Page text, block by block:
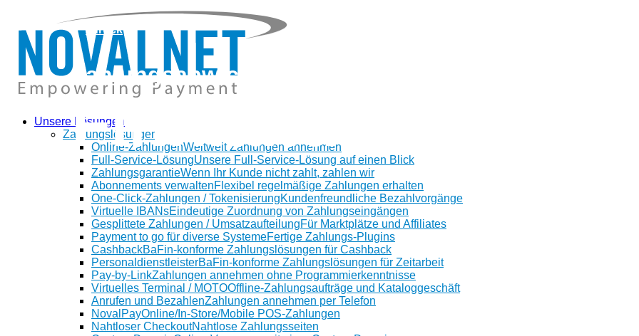
Unsere Lösungen
Zahlungslösungen
Online-ZahlungenWeltweit Zahlungen annehmen
Full-Service-LösungUnsere Full-Service-Lösung auf einen Blick
ZahlungsgarantieWenn Ihr Kunde nicht zahlt, zahlen wir
Abonnements verwaltenFlexibel regelmäßige Zahlungen erhalten
One-Click-Zahlungen / TokenisierungKundenfreundliche Bezahlvorgänge
Virtuelle IBANsEindeutige Zuordnung von Zahlungseingängen
Gesplittete Zahlungen / UmsatzaufteilungFür Marktplätze und Affiliates
Payment to go für diverse SystemeFertige Zahlungs-Plugins
CashbackBaFin-konforme Zahlungslösungen für Cashback
PersonaldienstleisterBaFin-konforme Zahlungslösungen für Zeitarbeit
Pay-by-LinkZahlungen annehmen ohne Programmierkenntnisse
Virtuelles Terminal / MOTOOffline-Zahlungsaufträge und Kataloggeschäft
Anrufen und BezahlenZahlungen annehmen per Telefon
NovalPayOnline/In-Store/Mobile POS-Zahlungen
Nahtloser CheckoutNahtlose Zahlungsseiten
zurück
Zahlungsabwicklung in
Finnland